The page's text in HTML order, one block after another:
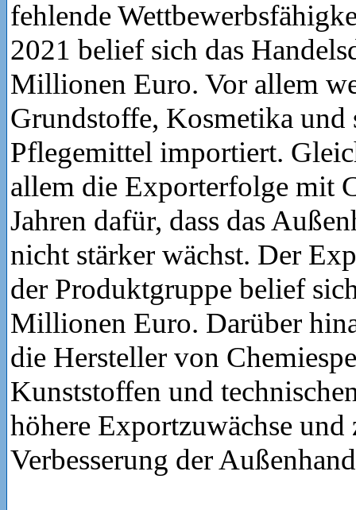
fehlende
2021 belief sich das
Millionen Euro. Vor allem
Grundstoffe, Kosmetika und
Pflegemittel importiert.
allem die Exporterfolge mit
Jahren dafür, dass das
nicht stärker wächst. Der
der Produktgruppe belief
Millionen Euro. Darüber
die Hersteller von
Kunststoffen und
höhere Exportzuwächse und
Verbesserung der